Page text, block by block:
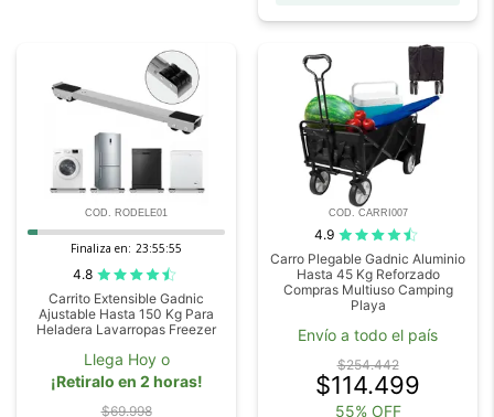
COD. RODELE01
Finaliza en: 23:55:55
4.8
Carrito Extensible Gadnic
Ajustable Hasta 150 Kg Para
Heladera Lavarropas Freezer
Llega Hoy o
¡Retiralo en 2 horas!
$69.998
COD. CARRI007
4.9
Carro Plegable Gadnic Aluminio
Hasta 45 Kg Reforzado
Compras Multiuso Camping
Playa
Envío a todo el país
$254.442
$114.499
55% OFF